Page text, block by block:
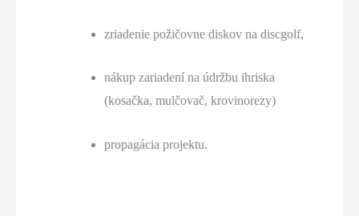
zriadenie požičovne diskov na discgolf,
nákup zariadení na údržbu ihriska
(kosačka, mulčovač, krovinorezy)
propagácia projektu.